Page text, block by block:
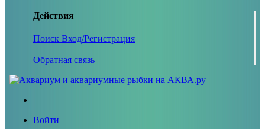
Действия
Поиск Вход/Регистрация
Обратная связь
Войти